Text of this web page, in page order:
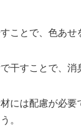
ことで、色あせ
干すことで、消
には配慮が必要
。